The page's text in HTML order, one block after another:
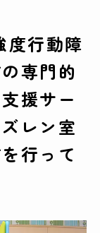
度行動障
専門的
援サー
レン室
行って